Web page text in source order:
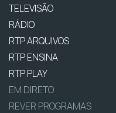
TELEVISÃO
RÁDIO
RTP ARQUIVOS
RTP ENSINA
RTP PLAY
EM DIRETO
REVER PROGRAMAS